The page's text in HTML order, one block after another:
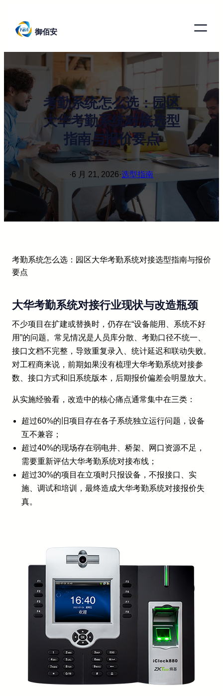
御佰安
考勤系统怎么选：园区
大华考勤系统对接选型
指南与报价要点
·6 月 21, 2026·选型指南
考勤系统怎么选：园区大华考勤系统对接选型指南与报价
要点
大华考勤系统对接行业现状与改造瓶颈
不少项目在扩建或替换时，仍存在“设备能用、系统不好
用”的问题。常见情况是人员库分散、考勤口径不统一、
接口文档不完整，导致重复录入、统计延迟和联动失败。
对工程商来说，前期如果没有梳理大华考勤系统对接参
数、接口方式和旧系统版本，后期报价偏差会明显放大。
从实施经验看，改造中的核心痛点通常集中在三类：
超过60%的旧项目存在各子系统独立运行问题，设备
互不兼容；
超过40%的现场存在弱电井、桥架、网口资源不足，
需要重新评估大华考勤系统对接布线；
超过30%的项目在立项时只报设备，不报接口、实
施、调试和培训，最终造成大华考勤系统对接报价失
真。